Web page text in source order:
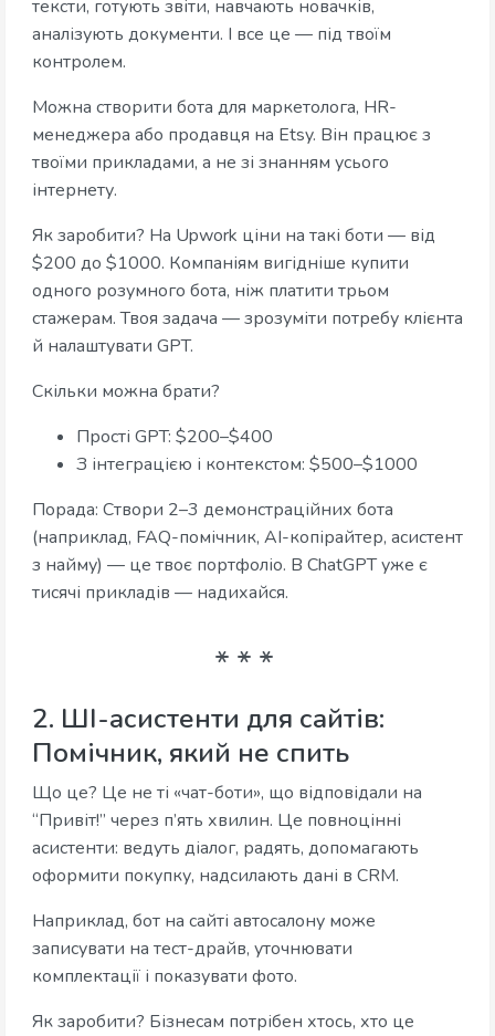
тексти, готують звіти, навчають новачків,
аналізують документи. І все це — під твоїм
контролем.
Можна створити бота для маркетолога, HR-
менеджера або продавця на Etsy. Він працює з
твоїми прикладами, а не зі знанням усього
інтернету.
Як заробити? На Upwork ціни на такі боти — від
$200 до $1000. Компаніям вигідніше купити
одного розумного бота, ніж платити трьом
стажерам. Твоя задача — зрозуміти потребу клієнта
й налаштувати GPT.
Скільки можна брати?
Прості GPT: $200–$400
З інтеграцією і контекстом: $500–$1000
Порада: Створи 2–3 демонстраційних бота
(наприклад, FAQ-помічник, AI-копірайтер, асистент
з найму) — це твоє портфоліо. В ChatGPT уже є
тисячі прикладів — надихайся.
2. ШІ-асистенти для сайтів:
Помічник, який не спить
Що це? Це не ті «чат-боти», що відповідали на
“Привіт!” через п’ять хвилин. Це повноцінні
асистенти: ведуть діалог, радять, допомагають
оформити покупку, надсилають дані в CRM.
Наприклад, бот на сайті автосалону може
записувати на тест-драйв, уточнювати
комплектації і показувати фото.
Як заробити? Бізнесам потрібен хтось, хто це